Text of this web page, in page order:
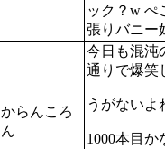
ック？w ぺ
張りバニー
からんころ
ん
今日も混沌
通りで爆笑
うがないよ
1000本目か